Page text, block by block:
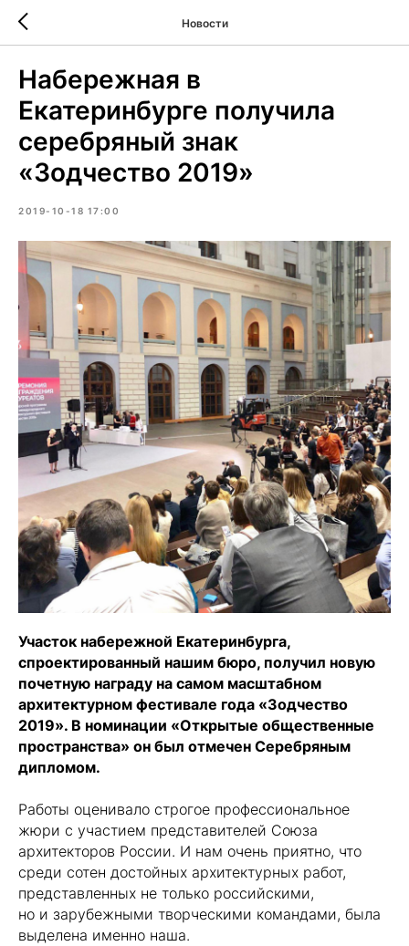
Новости
Набережная в
Екатеринбурге получила
серебряный знак
«Зодчество 2019»
2019-10-18 17:00
Участок набережной Екатеринбурга,
спроектированный нашим бюро, получил новую
почетную награду на самом масштабном
архитектурном фестивале года «Зодчество
2019». В номинации «Открытые общественные
пространства» он был отмечен Серебряным
дипломом.
Работы оценивало строгое профессиональное
жюри с участием представителей Союза
архитекторов России. И нам очень приятно, что
среди сотен достойных архитектурных работ,
представленных не только российскими,
но и зарубежными творческими командами, была
выделена именно наша.